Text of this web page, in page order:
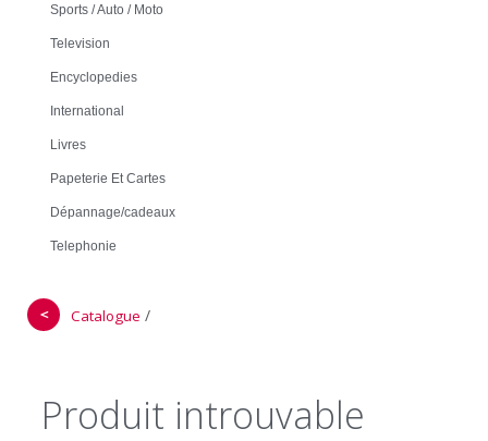
Sports / Auto / Moto
Television
Encyclopedies
International
Livres
Papeterie Et Cartes
Dépannage/cadeaux
Telephonie
＜ Catalogue /
Produit introuvable